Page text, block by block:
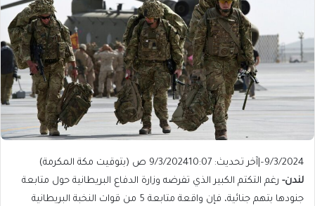
9/3/2024
– آخر تحديث: 9/3/2024 10:07 ص (بتوقيت مكة المكرمة)
لندن- رغم التكتم الكبير الذي تفرضه وزارة الدفاع البريطانية حول متابعة
جنودها بتهم جنائية، فإن واقعة متابعة 5 من قوات النخبة البريطانية